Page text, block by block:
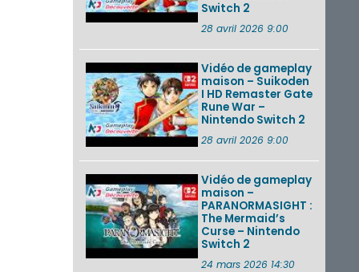
Switch 2
28 avril 2026 9:00
Vidéo de gameplay
maison – Suikoden
I HD Remaster Gate
Rune War –
Nintendo Switch 2
28 avril 2026 9:00
Vidéo de gameplay
maison –
PARANORMASIGHT :
The Mermaid’s
Curse – Nintendo
Switch 2
24 mars 2026 14:30